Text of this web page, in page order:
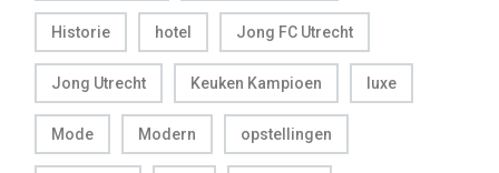
Historie hotel Jong FC Utrecht
Jong Utrecht Keuken Kampioen luxe
Mode Modern opstellingen